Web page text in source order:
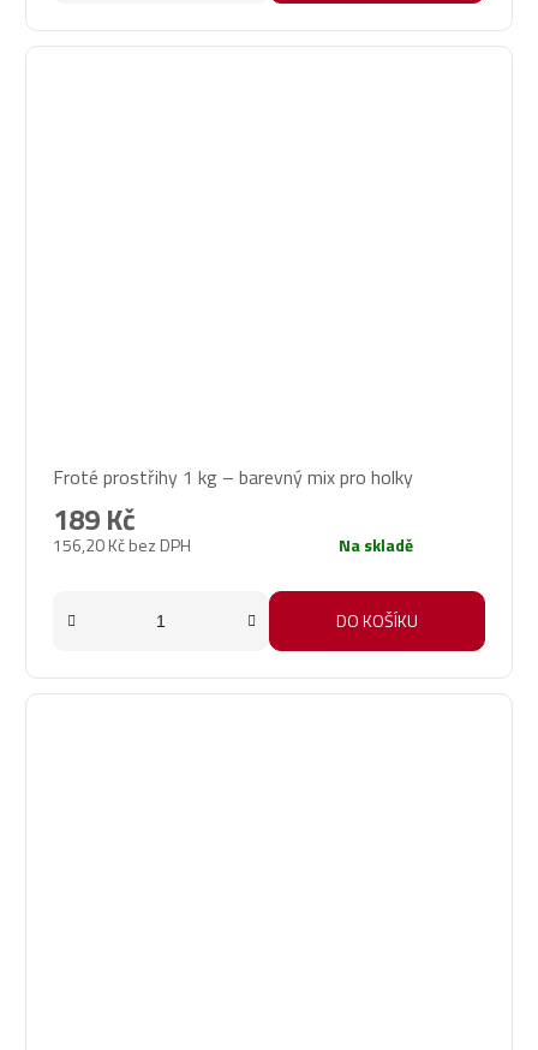
hodnocení
produktu
je
Froté prostřihy 1 kg – barevný mix pro holky
156,20 Kč bez DPH
189 Kč
Na skladě
DO KOŠÍKU